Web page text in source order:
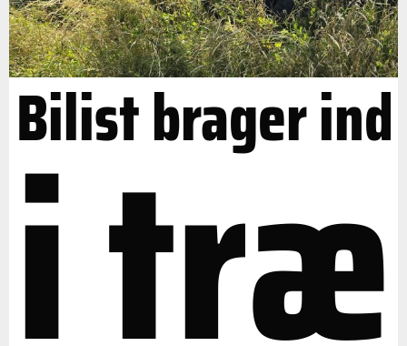
Bilist brager ind
i træ